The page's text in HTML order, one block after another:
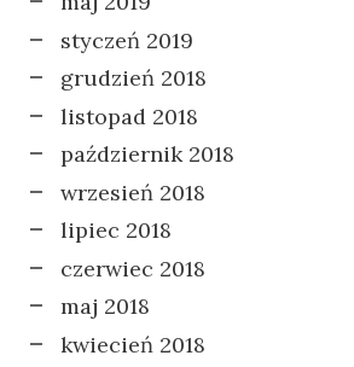
styczeń 2019
grudzień 2018
listopad 2018
październik 2018
wrzesień 2018
lipiec 2018
czerwiec 2018
maj 2018
kwiecień 2018